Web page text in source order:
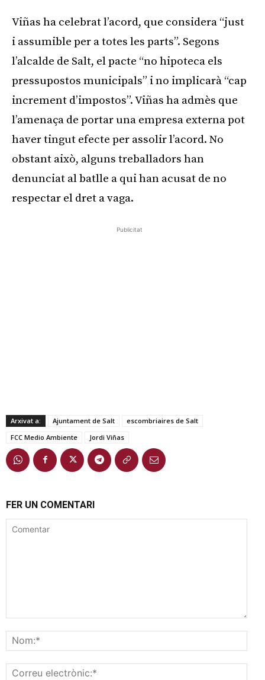
Viñas ha celebrat l’acord, que considera “just
i assumible per a totes les parts”. Segons
l’alcalde de Salt, el pacte “no hipoteca els
pressupostos municipals” i no implicarà “cap
increment d’impostos”. Viñas ha admès que
l’amenaça de portar una empresa externa pot
haver tingut efecte per assolir l’acord. No
obstant això, alguns treballadors han
denunciat al batlle a qui han acusat de no
respectar el dret a vaga.
Publicitat
Arxivat a: Ajuntament de Salt
escombriaires de Salt
FCC Medio Ambiente
Jordi Viñas
FER UN COMENTARI